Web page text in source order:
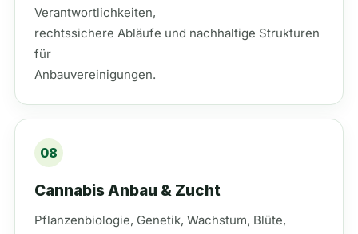
Verantwortlichkeiten,
rechtssichere Abläufe und nachhaltige Strukturen
für
Anbauvereinigungen.
08
Cannabis Anbau & Zucht
Pflanzenbiologie, Genetik, Wachstum, Blüte,